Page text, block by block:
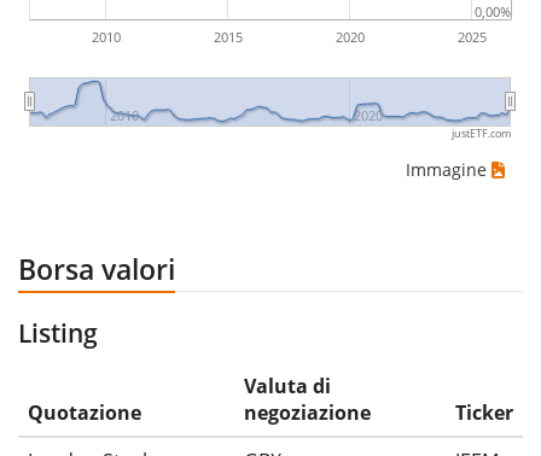
2010 2015 2020 2025
2010 2020
0,00%
justETF.com
Immagine
Borsa valori
Listing
Quotazione
Valuta di
negoziazione
Ticker